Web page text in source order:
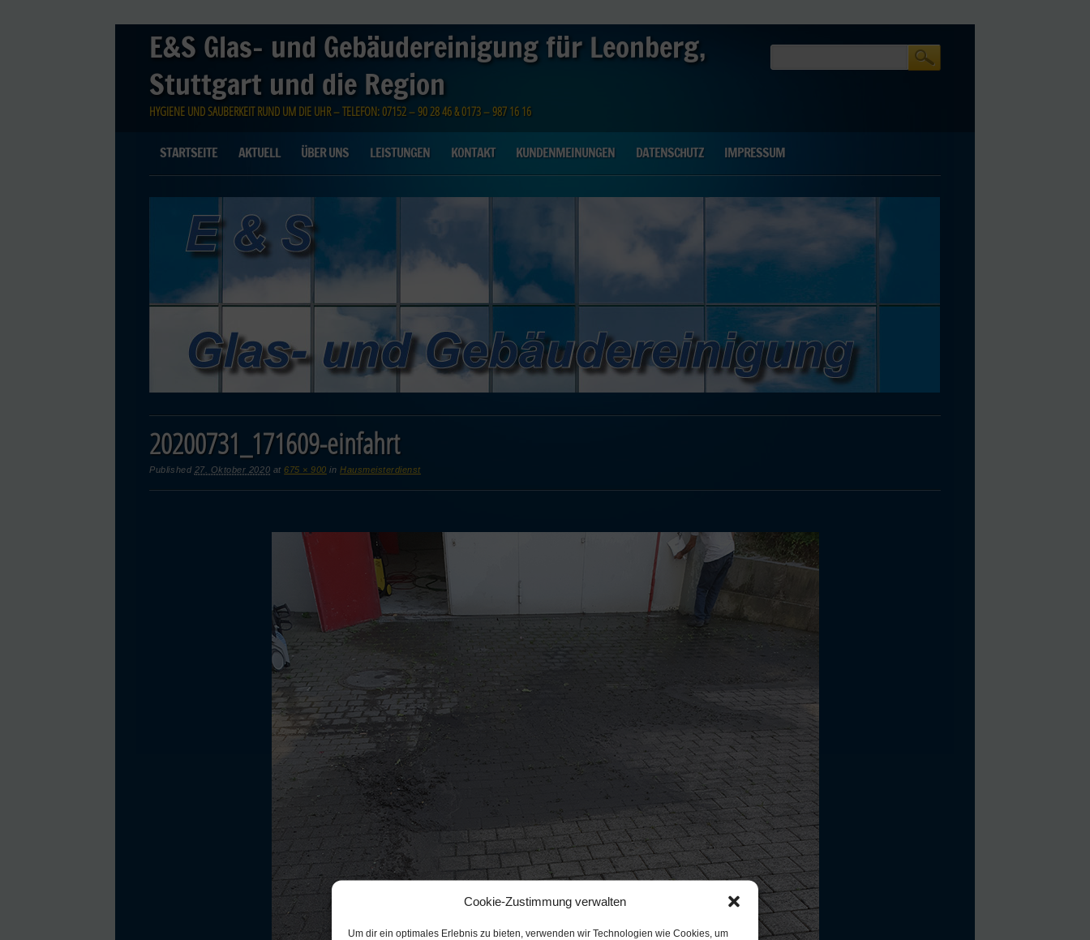
Cookie-Zustimmung verwalten
Um dir ein optimales Erlebnis zu bieten, verwenden wir Technologien wie Cookies, um
E&S Glas- und Gebäudereinigung für Leonberg,
Stuttgart und die Region
HYGIENE UND SAUBERKEIT RUND UM DIE UHR – TELEFON: 07152 – 90 28 46 & 0173 – 987 16 16
Main menu
content
STARTSEITE AKTUELL ÜBER UNS LEISTUNGEN KONTAKT KUNDENMEINUNGEN DATENSCHUTZ IMPRESSUM
20200731_171609-einfahrt
Published 27. Oktober 2020 at675 × 900 inHausmeisterdienst